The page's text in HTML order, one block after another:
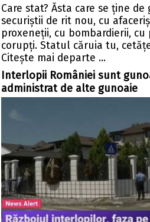
Care stat? Ăsta care se ține
securiștii de rit nou, cu
proxeneții, cu bombardierii, cu
corupți. Statul căruia tu,
Citeşte mai departe ...
Interlopii României sunt
administrat de alte gunoaie